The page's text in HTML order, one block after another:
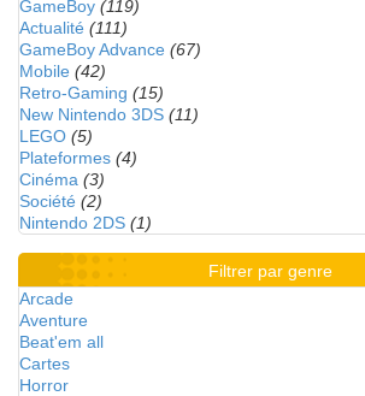
GameBoy (119)
Actualité (111)
GameBoy Advance (67)
Mobile (42)
Retro-Gaming (15)
New Nintendo 3DS (11)
LEGO (5)
Plateformes (4)
Cinéma (3)
Société (2)
Nintendo 2DS (1)
Filtrer par genre
Arcade
Aventure
Beat'em all
Cartes
Horror